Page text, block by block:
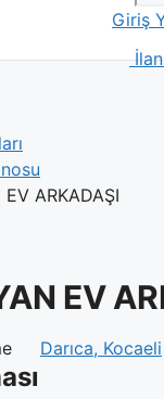
Giriş
ARKADAŞI
EV
Darıca, Kocaeli